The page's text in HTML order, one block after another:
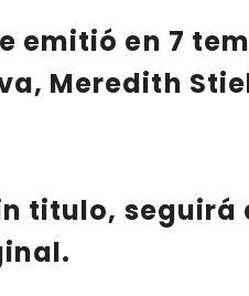
emitió en 7
Meredith
titulo, seguirá